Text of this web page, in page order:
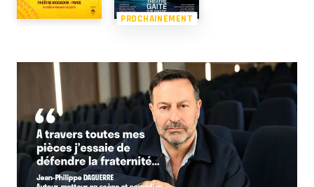
PROCHAINEMENT